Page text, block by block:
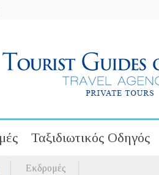
Ταξιδιωτικός Οδηγός
Εκδρομές